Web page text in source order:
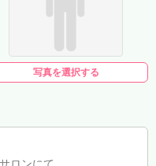
写真を選択する